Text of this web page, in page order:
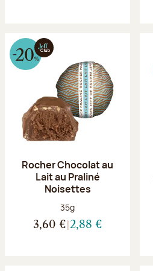
Rocher Chocolat au
Lait au Praliné
Noisettes
Poids net :
35g
3,60 € 2,88 €